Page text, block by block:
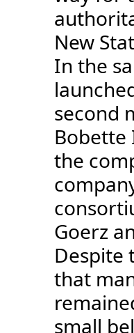
New
In the
second
Bobette
the
Goerz
Despite
that
small